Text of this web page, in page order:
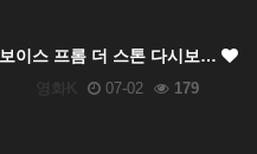
보이스 프롬 더 스톤 다시보…
07-02 179